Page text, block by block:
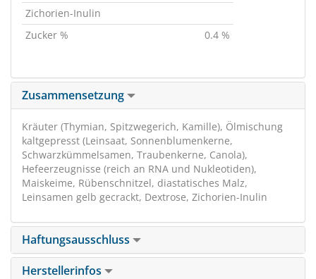
Zichorien-Inulin
Zucker %
0.4 %
Zusammensetzung
Kräuter (Thymian, Spitzwegerich, Kamille), Ölmischung
kaltgepresst (Leinsaat, Sonnenblumenkerne,
Schwarzkümmelsamen, Traubenkerne, Canola),
Hefeerzeugnisse (reich an RNA und Nukleotiden),
Maiskeime, Rübenschnitzel, diastatisches Malz,
Leinsamen gelb gecrackt, Dextrose, Zichorien-Inulin
Haftungsausschluss
Herstellerinfos